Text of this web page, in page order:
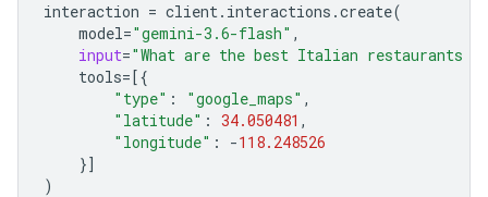
interaction = client. interactions .create(
model="gemini-3.6-flash" ,
input="What are the best Italian restaurants
tools=[{
"type" : "google_maps" ,
"latitude" : 34.050481 ,
"longitude" : -118.248526
}]
)